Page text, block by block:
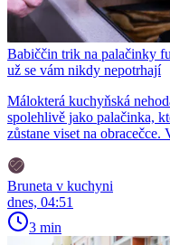
Babiččin trik na palačinky
už se vám nikdy nepotrhají
Málokterá kuchyňská
spolehlivě jako palačinka,
zůstane viset na
Bruneta v kuchyni
dnes, 04:51
3 min